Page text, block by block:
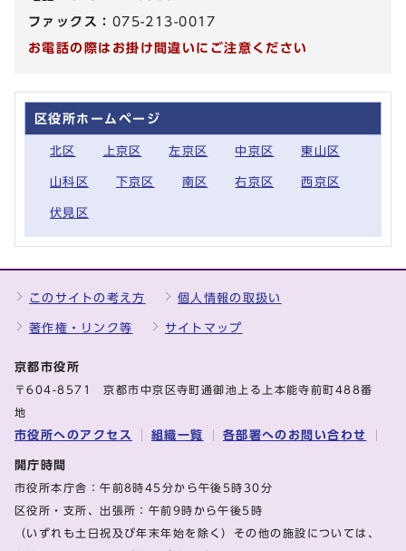
ファックス： 075-213-0017
お電話の際はお掛け間違いにご注意ください
区役所ホームページ
北区 上京区 左京区 中京区 東山区
山科区 下京区 南区 右京区 西京区
伏見区
このサイトの考え方 個人情報の取扱い
著作権・リンク等 サイトマップ
京都市役所
〒604-8571 京都市中京区寺町通御池上る上本能寺前町488番
地
市役所へのアクセス 組織一覧 各部署へのお問い合わせ
開庁時間
市役所本庁舎：午前8時45分から午後5時30分
区役所・支所、出張所：午前9時から午後5時
（いずれも土日祝及び年末年始を除く）その他の施設については、